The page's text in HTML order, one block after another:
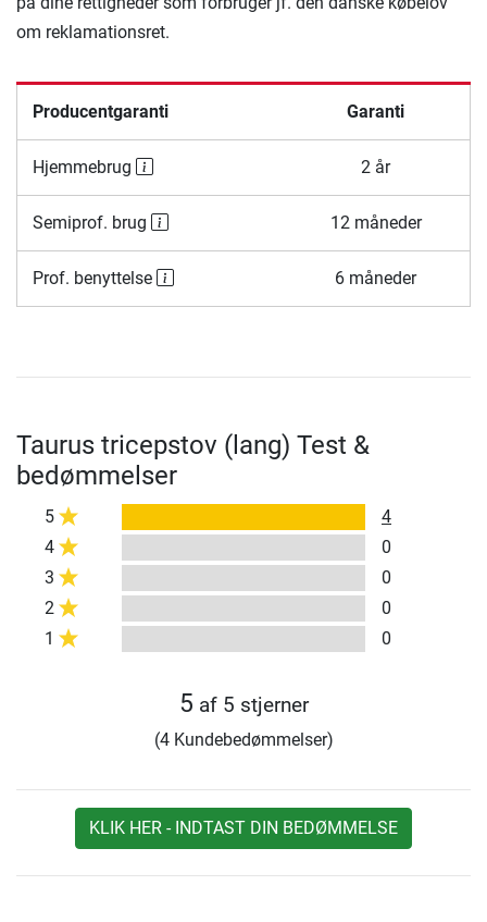
om reklamationsret.
Producentgaranti Garanti
Hjemmebrug 2 år
Semiprof. brug 12 måneder
Prof. benyttelse 6 måneder
Taurus tricepstov (lang) Test &
bedømmelser
5
4
4
0
3
0
2
0
1
0
5 af 5 stjerner
(4 Kundebedømmelser)
KLIK HER - INDTAST DIN BEDØMMELSE